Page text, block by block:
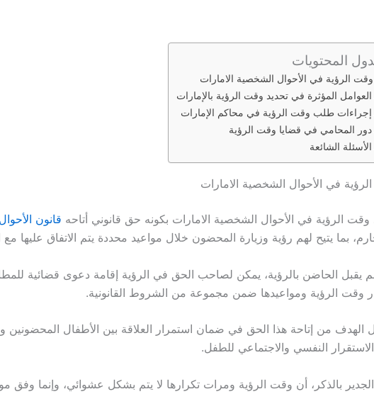
المحتويات
وقت الرؤية في الأحوال الشخصية الامارات
العوامل المؤثرة في تحديد وقت الرؤية بالإمارات
إجراءات طلب وقت الرؤية في محاكم الإمارات
دور المحامي في قضايا وقت الرؤية
الأسئلة الشائعة
في الأحوال الشخصية الامارات
وقت الرؤية في الأحوال الشخصية الامارات بكونه حق قانوني أتاحه قانون
بما يتيح لهم رؤية وزيارة المحضون خلال مواعيد محددة يتم الاتفاق عليها
يقبل الحاضن بالرؤية، يمكن لصاحب الحق في الرؤية إقامة دعوى قضائية
وقت الرؤية ومواعيدها ضمن مجموعة من الشروط القانونية.
الهدف من إتاحة هذا الحق في ضمان استمرار العلاقة بين الأطفال المحضونين
النفسي والاجتماعي للطفل.
بالذكر، أن وقت الرؤية ومرات تكرارها لا يتم بشكل عشوائي، وإنما وفق